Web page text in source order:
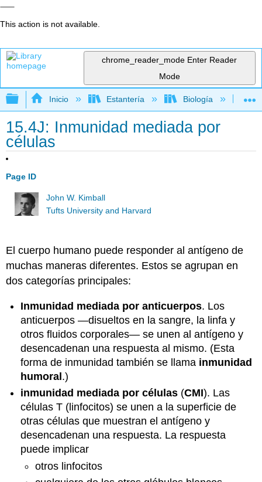
This action is not available.
chrome_reader_mode Enter Reader
Mode
Expandir/contraer jerarquía global
Inicio Estantería Biología
15.4J: Inmunidad mediada por
células
Page ID
John W. Kimball
Tufts University and Harvard
El cuerpo humano puede responder al antígeno de
muchas maneras diferentes. Estos se agrupan en
dos categorías principales:
Inmunidad mediada por anticuerpos. Los
anticuerpos —disueltos en la sangre, la linfa y
otros fluidos corporales— se unen al antígeno y
desencadenan una respuesta al mismo. (Esta
forma de inmunidad también se llama inmunidad
humoral.)
inmunidad mediada por células (CMI). Las
células T (linfocitos) se unen a la superficie de
otras células que muestran el antígeno y
desencadenan una respuesta. La respuesta
puede implicar
otros linfocitos